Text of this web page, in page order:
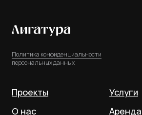
Политика конфиденциальности
персональных данных
Проекты
О нас
Услуги
Аренда